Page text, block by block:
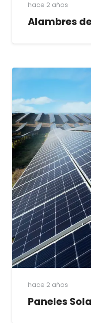
hace 2 años
Alambres
hace 2 años
Paneles